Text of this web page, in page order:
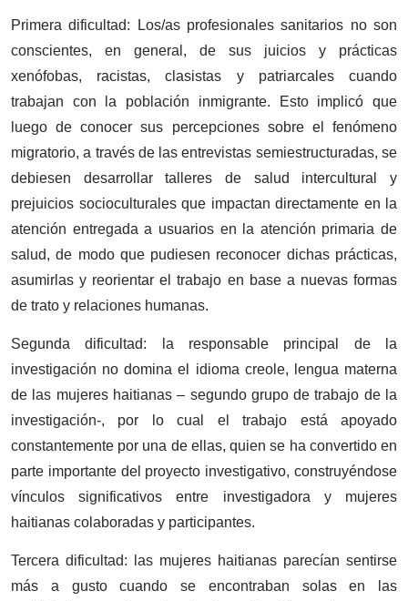
Primera dificultad: Los/as profesionales sanitarios no son
conscientes, en general, de sus juicios y prácticas
xenófobas, racistas, clasistas y patriarcales cuando
trabajan con la población inmigrante. Esto implicó que
luego de conocer sus percepciones sobre el fenómeno
migratorio, a través de las entrevistas semiestructuradas, se
debiesen desarrollar talleres de salud intercultural y
prejuicios socioculturales que impactan directamente en la
atención entregada a usuarios en la atención primaria de
salud, de modo que pudiesen reconocer dichas prácticas,
asumirlas y reorientar el trabajo en base a nuevas formas
de trato y relaciones humanas.
Segunda dificultad: la responsable principal de la
investigación no domina el idioma creole, lengua materna
de las mujeres haitianas – segundo grupo de trabajo de la
investigación-, por lo cual el trabajo está apoyado
constantemente por una de ellas, quien se ha convertido en
parte importante del proyecto investigativo, construyéndose
vínculos significativos entre investigadora y mujeres
haitianas colaboradas y participantes.
Tercera dificultad: las mujeres haitianas parecían sentirse
más a gusto cuando se encontraban solas en las